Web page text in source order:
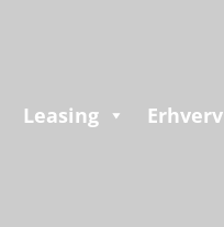
Leasing Erhverv